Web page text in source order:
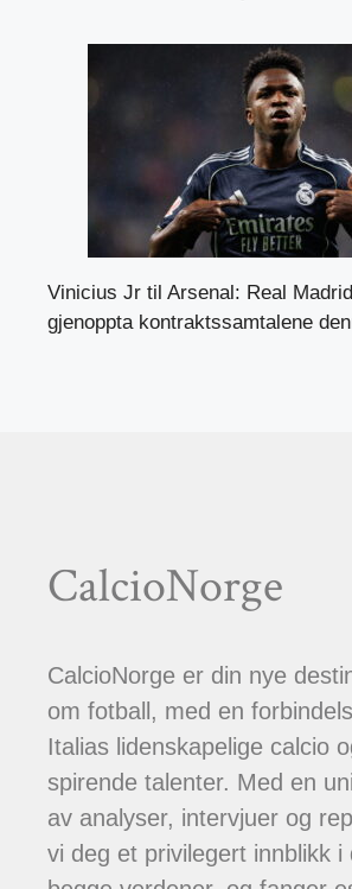
Vinicius Jr til Arsenal: Real
gjenoppta kontraktssamtalene
CalcioNorge
CalcioNorge er din nye
om fotball, med en
Italias lidenskapelige calcio
spirende talenter. Med en
av analyser, intervjuer og
vi deg et privilegert innblikk